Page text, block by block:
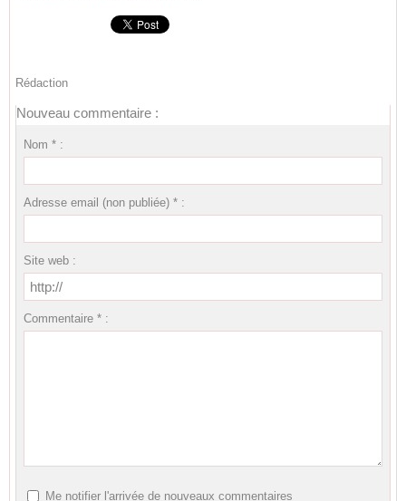
Rédaction
Nouveau commentaire :
Nom * :
Adresse email (non publiée) * :
Site web :
Commentaire * :
Me notifier l'arrivée de nouveaux commentaires